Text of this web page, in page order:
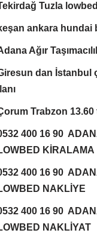
Tuzla
ankara hundai
Ağır
dan İstanbul
Trabzon 13.60
400 16 90
KİRALAMA
400 16 90
NAKLİYE
400 16 90
NAKLİYAT